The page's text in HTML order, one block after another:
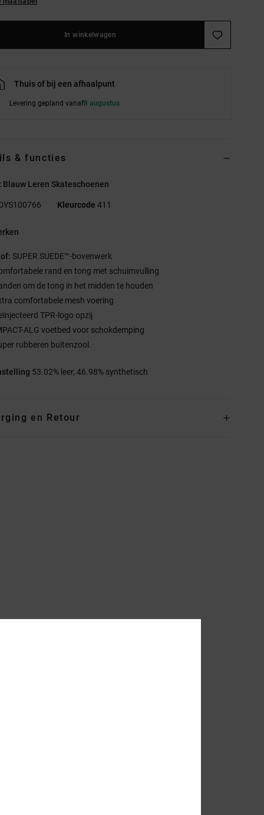
In winkelwagen
Thuis of bij een afhaalpunt
Levering gepland vanaf8 augustus
& functies
Blauw Leren Skateschoenen
Kleurcode 411
SUPER SUEDE™-bovenwerk
rand en tong met schuimvulling
om de tong in het midden te houden
comfortabele mesh voering
TPR-logo opzij
ALG voetbed voor schokdemping
rubberen buitenzool.
53.02% leer, 46.98% synthetisch
en Retour